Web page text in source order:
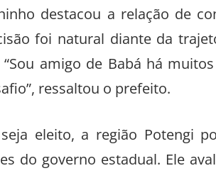
destacou a relação de
foi natural diante da
amigo de Babá há
ressaltou o prefeito.
eleito, a região Potengi
do governo estadual. Ele